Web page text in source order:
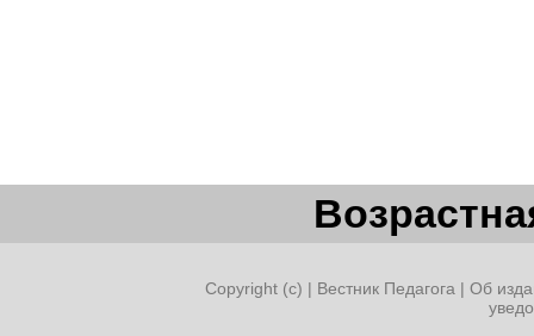
Copyright (c) | Вестник Педагога | Об